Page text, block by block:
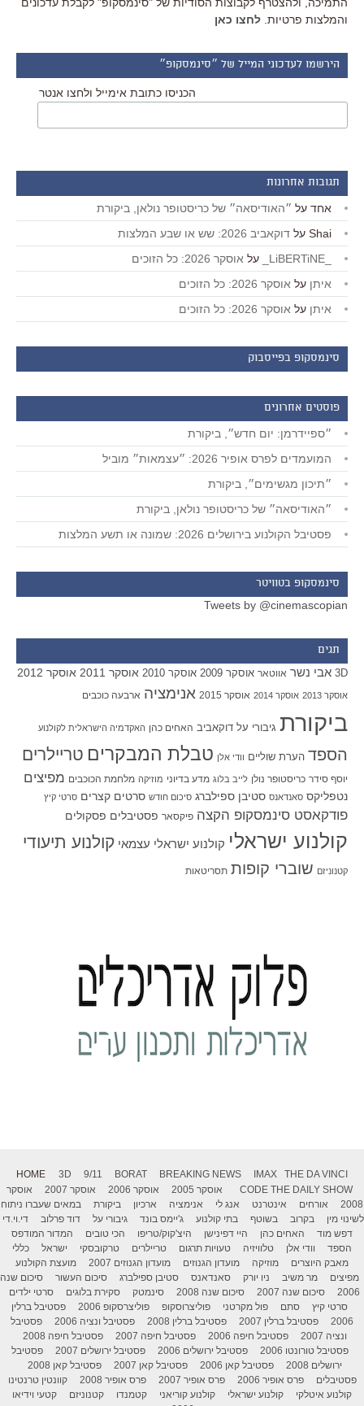
התמיכה, ולהצטרף לקבוצות הסודיות של "סינמסקופ" לקבלת עדכונים
והמלצות פרטיות. לחצו כאן
הירשמו לעדכוני המייל של ״סינמסקופ״
הכניסו כתובת אימייל ולחצו אנטר
תגובות אחרונות
אחד על ״האודיסאה״ של כריסטופר נולאן, ביקורת
Shai על דוקאביב 2026: שש או שבע המלצות
על אוסקר 2026: כל הזוכים
איתן על אוסקר 2026: כל הזוכים
איתן על אוסקר 2026: כל הזוכים
סינמסקופ בפייסבוק
פוסטים אחרונים
״ספיידרמן: יום חדש״, ביקורת
המועמדים לפרס אופיר 2026: ״עצמאות״ מוביל
״תיכון מגשימים״, ביקורת
״האודיסאה״ של כריסטופר נולאן, ביקורת
פסטיבל הקולנוע בירושלים 2026: שמונה או תשע המלצות
סינמסקופ בטוויטר
Tweets by @cinemascopian
תגים
3D אבי נשר אווטאר אוסקר 2009 אוסקר 2010 אוסקר 2011 אוסקר 2012
אוסקר 2013 אוסקר 2014 אוסקר 2015 אנימציה ארבעה כוכבים
ביקורת גיבורי על דוקאביב האחים כהן האקדמיה הישראלית לקולנוע
הספד הערת שוליים וודי אלן טבלת המבקרים טריילרים
יוסף סידר כריסטופר נולן לייב בלוג מדע בדיוני מוזיקה מלחמת הכוכבים מפיצים
נטפליקס סאנדאנס סטיבן ספילברג סיכום חודש סרטים קצרים סרטי קיץ
פודקאסט סינמסקופ הקצה פיקסאר פסטיבלים פסקולים
קולנוע ישראלי קולנוע ישראלי עצמאי קולנוע תיעודי
קטנוניזם שוברי קופות תסריטאות
HOME 3D 9/11 BORAT BREAKING NEWS IMAX
THE DA VINCI
CODE THE DAILY SHOW אוסקר 2005 אוסקר 2006 אוסקר 2007
אוסקר
2008
אורחים אינטרנט אנג לי אנימציה ארכיון ביקורת
במאים שעברו ניתוח
לשינוי מין
בקרוב בשוטף בתי קולנוע ג'יימס בונד גיבורי על דוד פרלוב
די.וי.די
דפש מוד
האחים כהן היי דפינישן היצ'קוק/טריפו הכי טובים
המדור המודפס
הספד
וודי אלן טלוויזיה טעויות תרגום טריילרים טרקובסקי ישראל
כללי
מאבק היוצרים
מוזיקה מועדון הגנוזים מועדון הגנוזים 2007
מועצת הקולנוע
מפיצים
מר משיב ניו יורק סאנדאנס סטיבן ספילברג סיכום העשור
סיכום שנה
2006
סיכום שנה 2007 סיכום שנה 2008 סינמטק סקירת בלוגים
סרטי ילדים
סרטי קיץ
סתם פול מקרטני פוליצרוסקופ פוליצרסקופ 2006
פסטיבל ברלין
2006
פסטיבל ברלין 2007 פסטיבל ברלין 2008 פסטיבל ונציה 2006
פסטיבל
ונציה 2007
פסטיבל חיפה 2006 פסטיבל חיפה 2007
פסטיבל חיפה 2008
פסטיבל טורונטו 2006
פסטיבל ירושלים 2006 פסטיבל ירושלים 2007
פסטיבל
ירושלים 2008
פסטיבל קאן 2006 פסטיבל קאן 2007
פסטיבל קאן 2008
פסטיבלים
פרס אופיר 2006 פרס אופיר 2007 פרס אופיר 2008
קוונטין טרנטינו
קולנוע איטלקי
קולנוע ישראלי קולנוע קוריאני קטמנדו קטנוניזם
קטעי וידיאו